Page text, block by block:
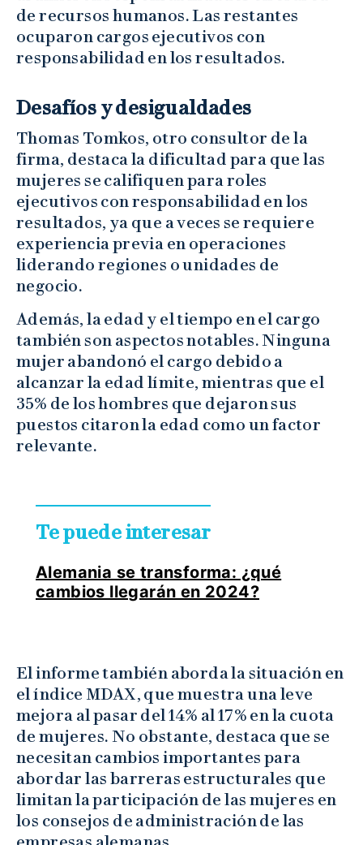
de recursos humanos. Las restantes
ocuparon cargos ejecutivos con
responsabilidad en los resultados.
Desafíos y desigualdades
Thomas Tomkos, otro consultor de la
firma, destaca la dificultad para que las
mujeres se califiquen para roles
ejecutivos con responsabilidad en los
resultados, ya que a veces se requiere
experiencia previa en operaciones
liderando regiones o unidades de
negocio.
Además, la edad y el tiempo en el cargo
también son aspectos notables. Ninguna
mujer abandonó el cargo debido a
alcanzar la edad límite, mientras que el
35% de los hombres que dejaron sus
puestos citaron la edad como un factor
relevante.
Te puede interesar
Alemania se transforma: ¿qué
cambios llegarán en 2024?
El informe también aborda la situación en
el índice MDAX, que muestra una leve
mejora al pasar del 14% al 17% en la cuota
de mujeres. No obstante, destaca que se
necesitan cambios importantes para
abordar las barreras estructurales que
limitan la participación de las mujeres en
los consejos de administración de las